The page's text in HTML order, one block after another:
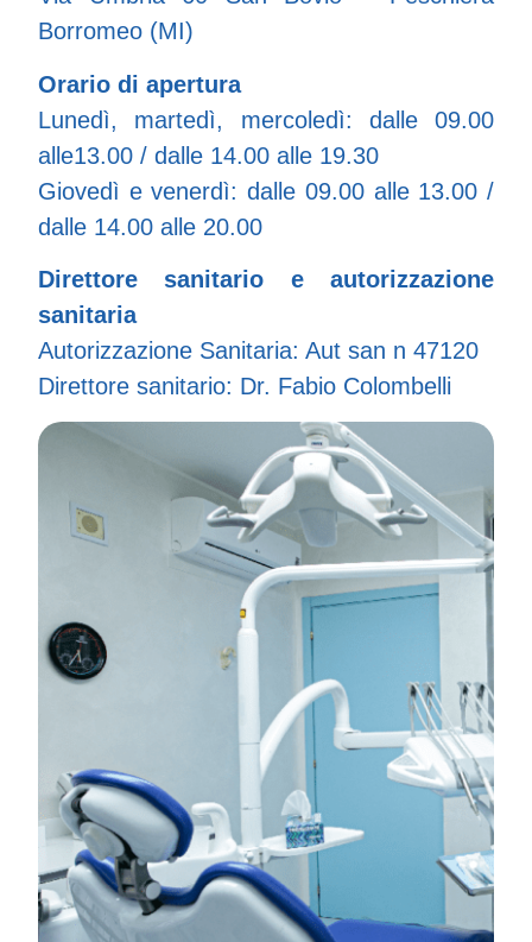
Borromeo (MI)
Orario di apertura
Lunedì, martedì, mercoledì: dalle 09.00
alle13.00 / dalle 14.00 alle 19.30
Giovedì e venerdì: dalle 09.00 alle 13.00 /
dalle 14.00 alle 20.00
Direttore sanitario e autorizzazione
sanitaria
Autorizzazione Sanitaria: Aut san n 47120
Direttore sanitario: Dr. Fabio Colombelli